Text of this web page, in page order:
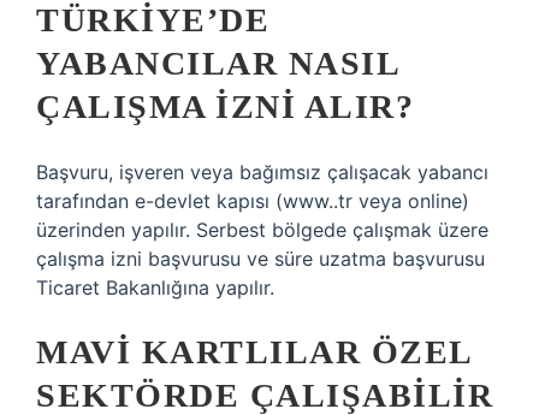
TÜRKIYE’DE
YABANCILAR NASIL
ÇALIŞMA IZNI ALIR?
Başvuru, işveren veya bağımsız çalışacak yabancı
tarafından e-devlet kapısı (www..tr veya online)
üzerinden yapılır. Serbest bölgede çalışmak üzere
çalışma izni başvurusu ve süre uzatma başvurusu
Ticaret Bakanlığına yapılır.
MAVI KARTLILAR ÖZEL
SEKTÖRDE ÇALIŞABILIR